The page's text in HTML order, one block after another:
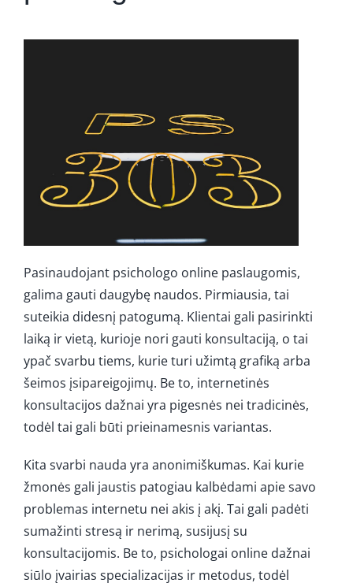
Pasinaudojant psichologo online paslaugomis,
galima gauti daugybę naudos. Pirmiausia, tai
suteikia didesnį patogumą. Klientai gali pasirinkti
laiką ir vietą, kurioje nori gauti konsultaciją, o tai
ypač svarbu tiems, kurie turi užimtą grafiką arba
šeimos įsipareigojimų. Be to, internetinės
konsultacijos dažnai yra pigesnės nei tradicinės,
todėl tai gali būti prieinamesnis variantas.
Kita svarbi nauda yra anonimiškumas. Kai kurie
žmonės gali jaustis patogiau kalbėdami apie savo
problemas internetu nei akis į akį. Tai gali padėti
sumažinti stresą ir nerimą, susijusį su
konsultacijomis. Be to, psichologai online dažnai
siūlo įvairias specializacijas ir metodus, todėl